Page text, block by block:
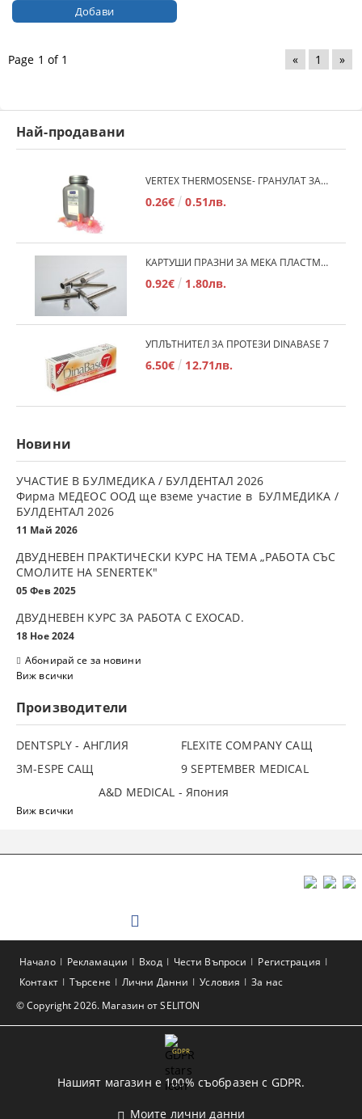
Page 1 of 1 « 1 »
Най-продавани
VERTEX THERMOSENSE- ГРАНУЛАТ ЗА МЕКИ ПРОТЕЗИ
0.26€ 0.51лв.
КАРТУШИ ПРАЗНИ ЗА МЕКА ПЛАСТМАСА
0.92€ 1.80лв.
УПЛЪТНИТЕЛ ЗА ПРОТЕЗИ DINABASE 7
6.50€ 12.71лв.
Новини
УЧАСТИЕ В БУЛМЕДИКА / БУЛДЕНТАЛ 2026
Фирма МЕДЕОС ООД ще вземе участие в БУЛМЕДИКА /
БУЛДЕНТАЛ 2026
11 Май 2026
ДВУДНЕВЕН ПРАКТИЧЕСКИ КУРС НА ТЕМА „РАБОТА СЪС
СМОЛИТЕ НА SENERTEK"
05 Фев 2025
ДВУДНЕВЕН КУРС ЗА РАБОТА С ЕXOCAD.
18 Ное 2024
Абонирай се за новини
Виж всички
Производители
DENTSPLY - АНГЛИЯ
FLEXITE COMPANY САЩ
3М-ESPE САЩ
9 SEPTEMBER MEDICAL
A&D MEDICAL - Япония
Виж всички
© Copyright 2026. Магазин от SELITON
Начало Рекламации Вход Чести Въпроси
Регистрация
Контакт
Търсене Лични Данни Условия За нас
GDPR
Нашият магазин е 100% съобразен с GDPR.
Моите лични данни